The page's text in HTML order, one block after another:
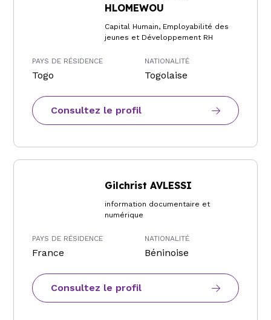
HLOMEWOU
Capital Humain, Employabilité des
jeunes et Développement RH
PAYS DE RÉSIDENCE
Togo
NATIONALITÉ
Togolaise
Consultez le profil
Gilchrist AVLESSI
information documentaire et
numérique
PAYS DE RÉSIDENCE
France
NATIONALITÉ
Béninoise
Consultez le profil